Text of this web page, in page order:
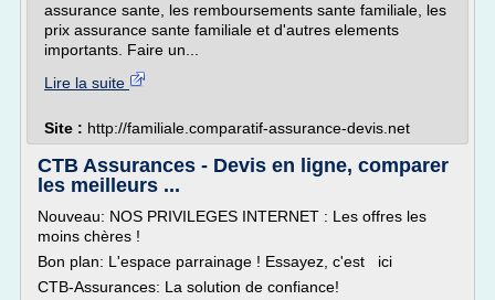
assurance sante, les remboursements sante familiale, les
prix assurance sante familiale et d'autres elements
importants. Faire un...
Lire la suite
Site : http://familiale.comparatif-assurance-devis.net
CTB Assurances - Devis en ligne, comparer
les meilleurs ...
Nouveau: NOS PRIVILEGES INTERNET : Les offres les
moins chères !
Bon plan: L'espace parrainage ! Essayez, c'est ici
CTB-Assurances: La solution de confiance!